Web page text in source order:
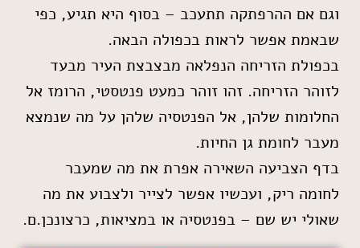
וגם אם ההרפתקה תתעכב – בסוף היא תגיע, כפי
שבאמת אפשר לראות בכפולה הבאה.
בכפולת הזריחה הנפלאה מבצבצת העיר מבעד
לזוהר הזריחה. זהו זוהר כמעט פנטסטי, הרומז אל
החלומות שלהן, אל הפנטסיה שלהן על מה שנמצא
מעבר לחומת גן החיות.
בדף הצביעה השאירה אפרת את מה שמעבר
לחומה ריק, ועכשיו אפשר לצייר ולצבוע את מה
שאולי יש שם – בפנטסיה או במציאות, כרצונכן.ם.